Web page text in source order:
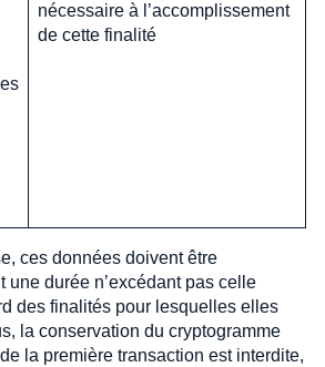
nécessaire à l’accomplissement
de cette finalité
ces données doivent être
une durée n’excédant pas celle
des finalités pour lesquelles elles
la conservation du cryptogramme
la première transaction est interdite,